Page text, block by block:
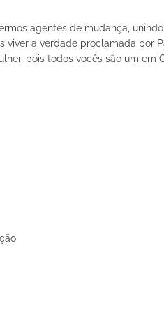
agentes de mudança,
a verdade proclamada por
pois todos vocês são um em